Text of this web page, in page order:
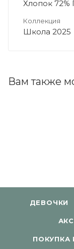
Хлопок 72%
Коллекция
Школа 2025
Вам также
ДЕВОЧКИ
ПОКУПКА